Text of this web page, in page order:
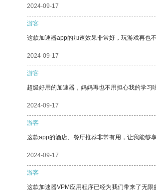
2024-09-17
游客
这款加速器app的加速效果非常好，玩游戏再也
2024-09-17
游客
超级好用的加速器，妈妈再也不用担心我的学习
2024-09-17
游客
这款app的酒店、餐厅推荐非常有用，让我能够
2024-09-17
游客
这款加速器VPM应用程序已经为我们带来了无限